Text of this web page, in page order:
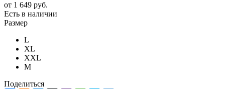
от 1 649 руб.
Есть в наличии
Размер
L
XL
XXL
М
Поделиться